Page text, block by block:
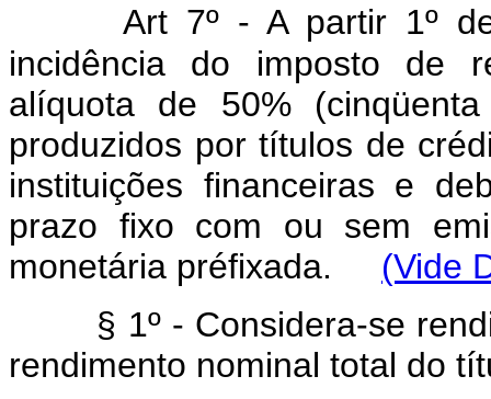
Art 7º - A partir 1º
incidência do imposto de
alíquota de 50%
produzidos por títulos de
instituições financeiras e
prazo fixo com ou sem
monetária préfixada. (Vide
§ 1º - Considera-se
rendimento nominal total do